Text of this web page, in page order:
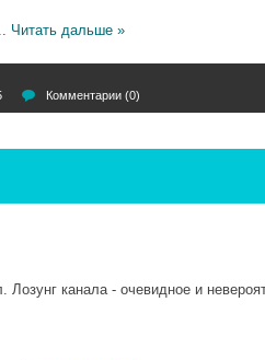
Читать дальше »
Комментарии (0)
канала - очевидное и